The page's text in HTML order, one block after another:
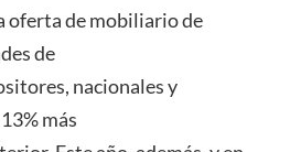
oferta de mobiliario de
de
nacionales y
más